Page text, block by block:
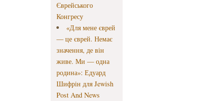
Єврейського
Конгресу
«Для мене єврей
— це єврей. Немає
значення, де він
живе. Ми — одна
родина»: Едуард
Шифрін для Jewish
Post And News